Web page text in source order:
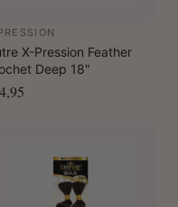
X-Pression Feather
Deep 18"